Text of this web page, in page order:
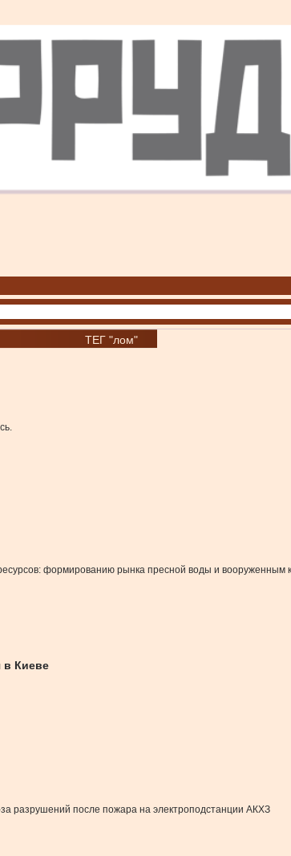
ТЕГ "лом"
формированию рынка пресной воды и вооруженным
в Киеве
разрушений после пожара на электроподстанции АКХЗ